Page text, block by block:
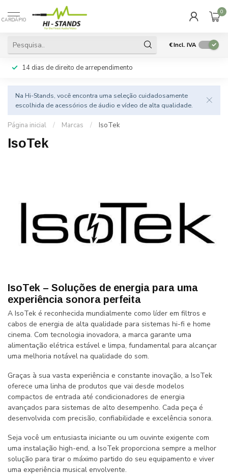
CARDÁPIO
0
€Incl. IVA
14 dias de direito de arrependimento
Na Hi-Stands, você encontra uma seleção cuidadosamente
escolhida de acessórios de áudio e vídeo de alta qualidade.
Página inicial / Marcas / IsoTek
IsoTek
IsoTek – Soluções de energia para uma
experiência sonora perfeita
A IsoTek é reconhecida mundialmente como líder em filtros e
cabos de energia de alta qualidade para sistemas hi-fi e home
cinema. Com tecnologia inovadora, a marca garante uma
alimentação elétrica estável e limpa, fundamental para alcançar
uma melhoria notável na qualidade do som.
Graças à sua vasta experiência e constante inovação, a IsoTek
oferece uma linha de produtos que vai desde modelos
compactos de entrada até condicionadores de energia
avançados para sistemas de alto desempenho. Cada peça é
desenvolvida com precisão, confiabilidade e excelência sonora.
Seja você um entusiasta iniciante ou um ouvinte exigente com
uma instalação high-end, a IsoTek proporciona sempre a melhor
solução para tirar o máximo partido do seu equipamento e viver
uma experiência musical envolvente.